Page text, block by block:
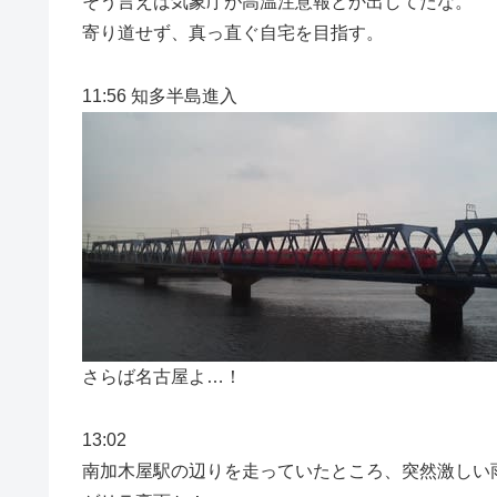
寄り道せず、真っ直ぐ自宅を目指す。
11:56 知多半島進入
さらば名古屋よ…！
13:02
南加木屋駅の辺りを走っていたところ、突然激しい